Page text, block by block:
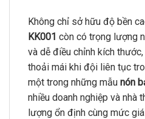
Không chỉ sở hữu độ bền
KK001 còn có trọng lượng
và dễ điều chỉnh kích
thoải mái khi đội liên tục
một trong những mẫu nón
nhiều doanh nghiệp và nhà
lượng ổn định cùng mức